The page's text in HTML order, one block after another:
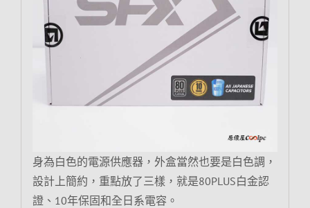
身為白色的電源供應器，外盒當然也要是白色調，
設計上簡約，重點放了三樣，就是80PLUS白金認
證、10年保固和全日系電容。